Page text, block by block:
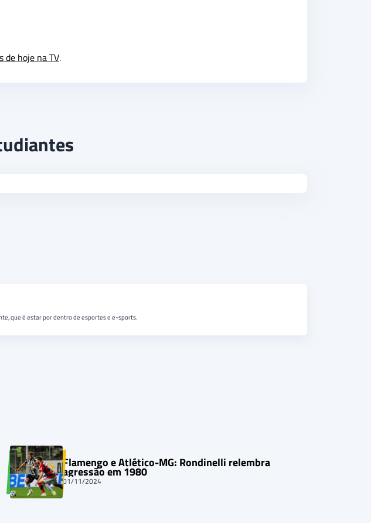
de hoje na TV.
que é estar por dentro de esportes e e-sports.
Flamengo e Atlético-MG: Rondinelli relembra
agressão em 1980
01/11/2024